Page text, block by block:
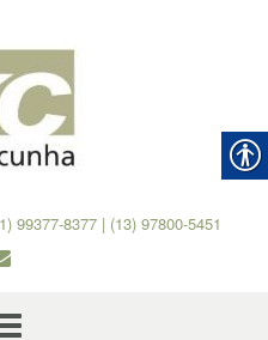
99377-8377 | (13) 97800-5451